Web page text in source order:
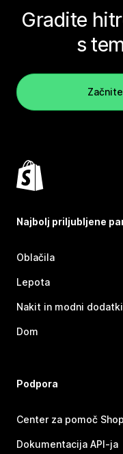
Gradite
s
Najbolj priljubljene
Oblačila
Lepota
Nakit in modni dodatki
Dom
Podpora
Center za pomoč
Dokumentacija API-ja